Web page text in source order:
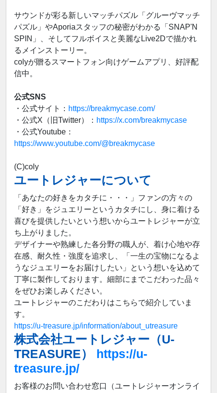
サウンドが彩る新しいマッチパズル「グルーヴマッチ
パズル」やAporiaスタッフの秘密がわかる「SNAP'N
SPIN」、そしてフルボイスと美麗なLive2Dで描かれ
るメインストーリー。
colyが贈るスマートフォン向けゲームアプリ、好評配
信中。
公式SNS
・公式サイト： https://breakmycase.com/
・公式X（旧Twitter）： https://x.com/breakmycase
・公式Youtube：
https://www.youtube.com/@breakmycase
(C)︎coly
ユートレジャーについて
「あなたの好きをカタチに・・・」ファンの方々の
「好き」をジュエリーというカタチにし、身に着ける
喜びを提供したいという想いからユートレジャーが立
ち上がりました。
デザイナーや熟練した各分野の職人が、着け心地や存
在感、耐久性・強度を追求し、「一生の宝物になるよ
うなジュエリーをお届けしたい」という想いを込めて
丁寧に製作しております。細部にまでこだわった品々
をぜひお楽しみください。
ユートレジャーのこだわりはこちらで紹介していま
す。
https://u-treasure.jp/information/about_utreasure
株式会社ユートレジャー（U-
TREASURE） https://u-
treasure.jp/
お客様のお問い合わせ窓口（ユートレジャーオンライ